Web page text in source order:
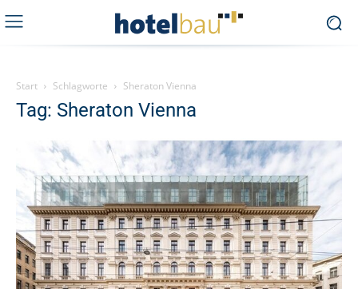
Start Schlagworte Sheraton Vienna
Tag: Sheraton Vienna